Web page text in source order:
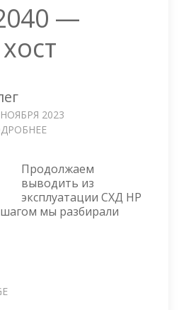
—
2023
2040
—
УДАЛЯЕМ
ХОСТ
Продолжаем
выводить из
эксплуатации СХД HP
мы разбирали